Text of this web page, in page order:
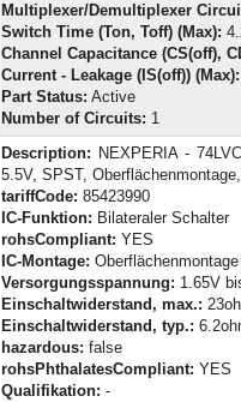
Multiplexer/Demultiplexer
Switch Time (Ton, Toff) (Max):
Channel Capacitance (CS(off),
Current - Leakage (IS(off)) (Max):
Part Status: Active
Number of Circuits: 1
Description: NEXPERIA -
5.5V, SPST,
tariffCode: 85423990
IC-Funktion: Bilateraler Schalter
rohsCompliant: YES
IC-Montage: Oberflächenmontage
Versorgungsspannung: 1.65V
Einschaltwiderstand, max.:
Einschaltwiderstand, typ.:
hazardous: false
rohsPhthalatesCompliant: YES
Qualifikation: -